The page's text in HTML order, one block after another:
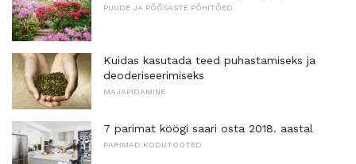
PUUDE JA PÕÕSASTE PÕHITÕED
Kuidas kasutada teed puhastamiseks ja
deoderiseerimiseks
MAJAPIDAMINE
7 parimat köögi saari osta 2018. aastal
PARIMAD KODUTOOTED